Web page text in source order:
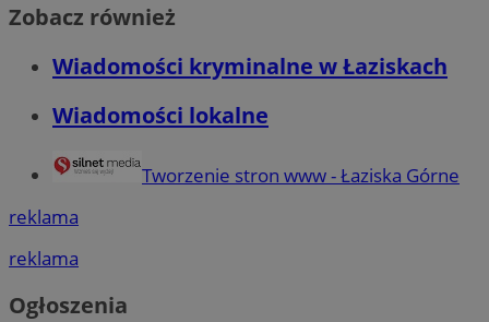
Zobacz również
Wiadomości kryminalne w Łaziskach
Wiadomości lokalne
Tworzenie stron www - Łaziska Górne
reklama
reklama
Ogłoszenia